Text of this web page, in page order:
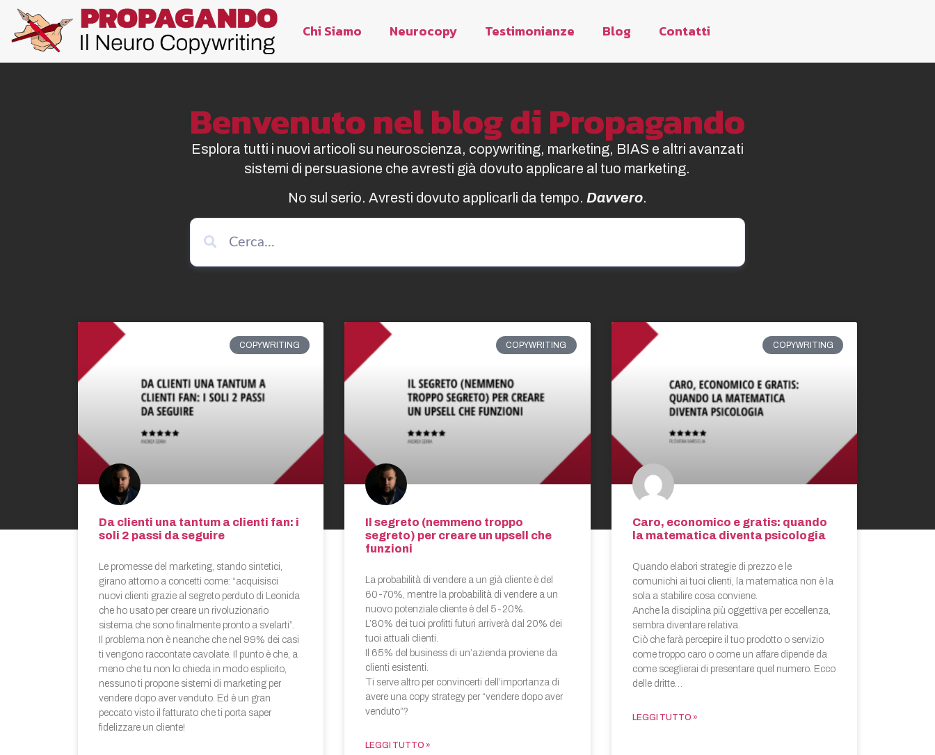
Chi Siamo Neurocopy Testimonianze Blog Contatti
Benvenuto nel blog di Propagando
Esplora tutti i nuovi articoli su neuroscienza, copywriting, marketing, BIAS e altri avanzati
sistemi di persuasione che avresti già dovuto applicare al tuo marketing.
No sul serio. Avresti dovuto applicarli da tempo. Davvero.
COPYWRITING
Da clienti una tantum a clienti fan: i
soli 2 passi da seguire
Le promesse del marketing, stando sintetici,
girano attorno a concetti come: “acquisisci
nuovi clienti grazie al segreto perduto di Leonida
che ho usato per creare un rivoluzionario
sistema che sono finalmente pronto a svelarti”.
Il problema non è neanche che nel 99% dei casi
ti vengono raccontate cavolate. Il punto è che, a
meno che tu non lo chieda in modo esplicito,
nessuno ti propone sistemi di marketing per
vendere dopo aver venduto. Ed è un gran
peccato visto il fatturato che ti porta saper
fidelizzare un cliente!
COPYWRITING
Il segreto (nemmeno troppo
segreto) per creare un upsell che
funzioni
La probabilità di vendere a un già cliente è del
60-70%, mentre la probabilità di vendere a un
nuovo potenziale cliente è del 5-20%.
L’80% dei tuoi profitti futuri arriverà dal 20% dei
tuoi attuali clienti.
Il 65% del business di un’azienda proviene da
clienti esistenti.
Ti serve altro per convincerti dell’importanza di
avere una copy strategy per “vendere dopo aver
venduto”?
LEGGI TUTTO »
COPYWRITING
Caro, economico e gratis: quando
la matematica diventa psicologia
Quando elabori strategie di prezzo e le
comunichi ai tuoi clienti, la matematica non è la
sola a stabilire cosa conviene.
Anche la disciplina più oggettiva per eccellenza,
sembra diventare relativa.
Ciò che farà percepire il tuo prodotto o servizio
come troppo caro o come un affare dipende da
come sceglierai di presentare quel numero. Ecco
delle dritte…
LEGGI TUTTO »